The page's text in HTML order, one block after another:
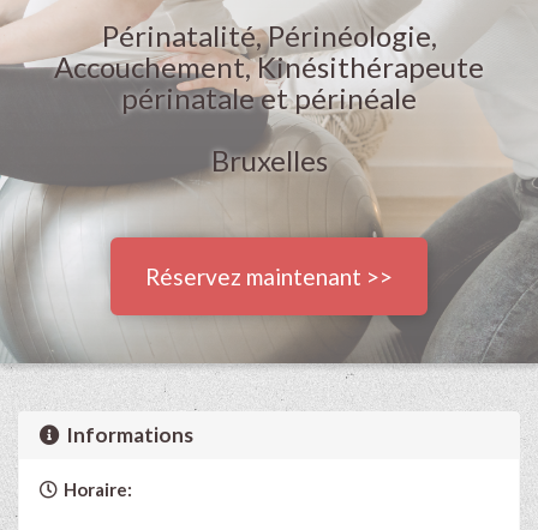
Périnatalité, Périnéologie,
Accouchement, Kinésithérapeute
périnatale et périnéale
Bruxelles
Réservez maintenant >>
Informations
Horaire: